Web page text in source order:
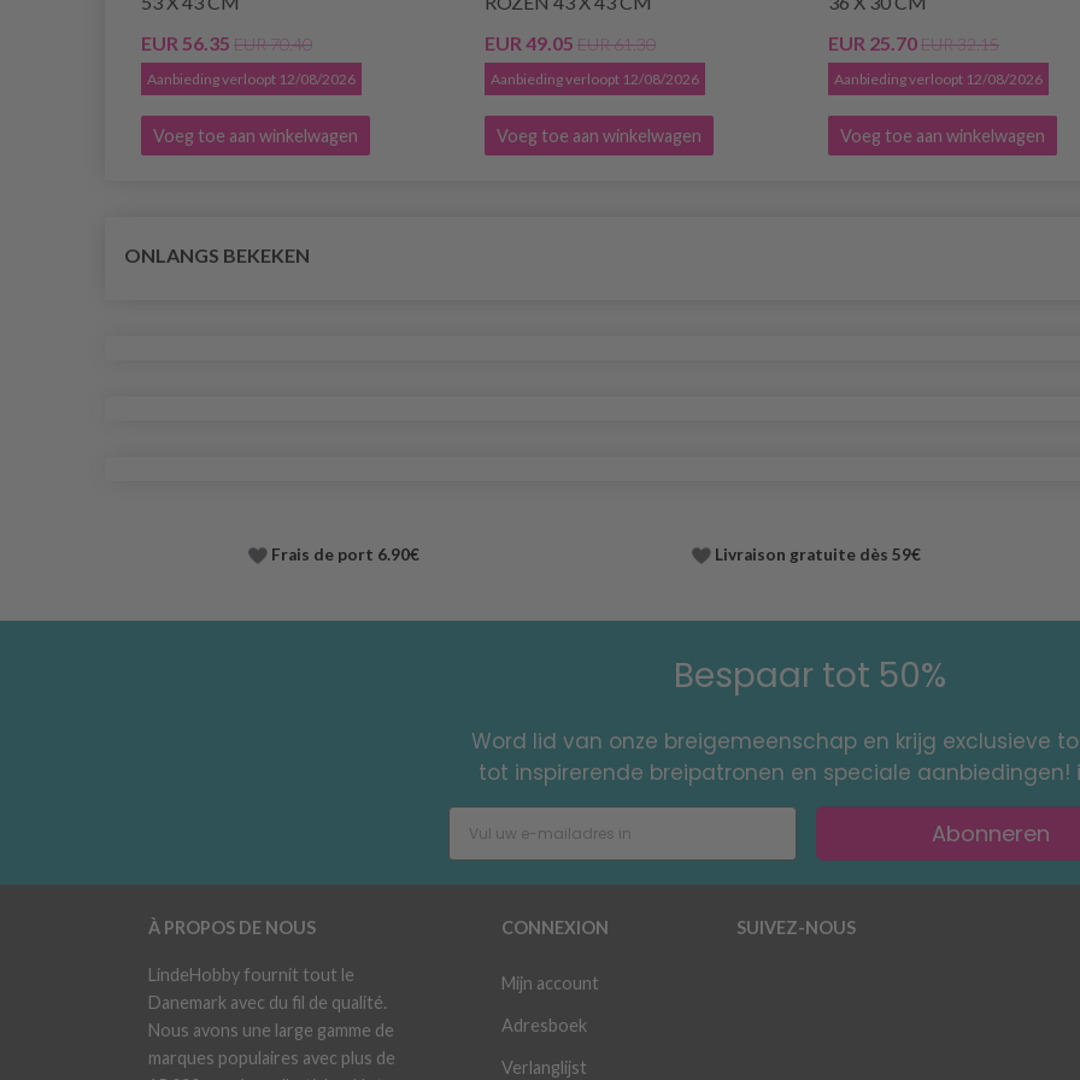
EUR 56.35 EUR 70.40
Aanbieding verloopt 12/08/2026
Voeg toe aan winkelwagen
EUR 49.05 EUR 61.30
Aanbieding verloopt 12/08/2026
Voeg toe aan winkelwagen
EUR 25.70EUR 32.15
Aanbieding verloopt 12/08/2026
Voeg toe aan winkelwagen
ONLANGS BEKEKEN
Frais de port 6.90€ Livraison gratuite dès 59€
Bespaar tot 50%
Word lid van onze breigemeenschap en krijg exclusieve
tot inspirerende breipatronen en speciale aanbiedingen!
Abonneren
À PROPOS DE NOUS
LindeHobby fournit tout le
Danemark avec du fil de qualité.
Nous avons une large gamme de
marques populaires avec plus de
CONNEXION
Mijn account
Adresboek
Verlanglijst
SUIVEZ-NOUS